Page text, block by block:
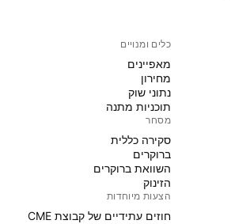
כלים ומנויים
מאפיינים
מחירון
נתוני שוק
תוכניות מתנה
מסחר
סקירה כללית
ברוקרים
השוואת ברוקרים
הזינוק
הצעות מיוחדות
חוזים עתידיים של קבוצת CME